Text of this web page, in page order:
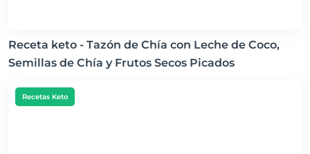
Receta keto - Tazón de Chía con Leche de Coco,
Semillas de Chía y Frutos Secos Picados
Recetas Keto